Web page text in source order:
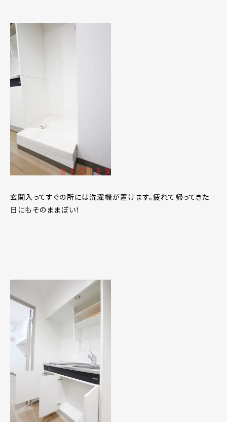
玄関入ってすぐの所には洗濯機が置けます。疲れて帰ってきた
日にもそのままぽい！